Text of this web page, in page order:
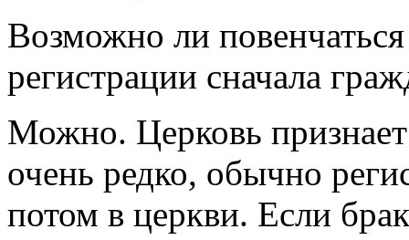
Возможно ли
регистрации сначала
Можно. Церковь
очень редко, обычно
потом в церкви. Если